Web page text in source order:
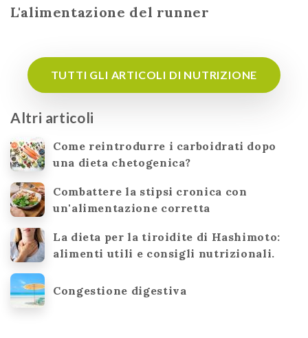
L'alimentazione del runner
TUTTI GLI ARTICOLI DI NUTRIZIONE
Altri articoli
Come reintrodurre i carboidrati dopo
una dieta chetogenica?
Combattere la stipsi cronica con
un'alimentazione corretta
La dieta per la tiroidite di Hashimoto:
alimenti utili e consigli nutrizionali.
Congestione digestiva